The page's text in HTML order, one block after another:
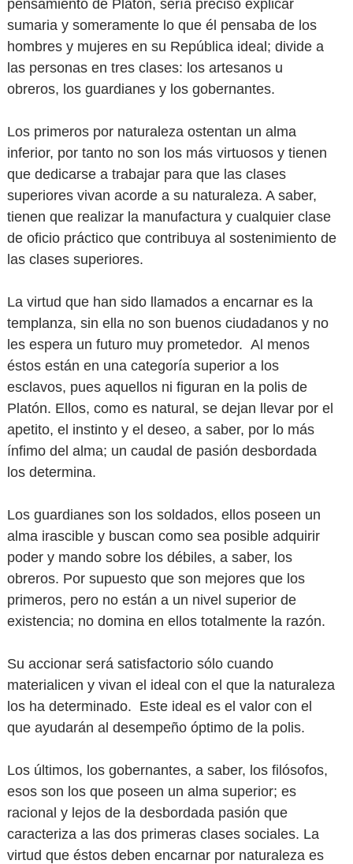
pensamiento de Platón, sería preciso explicar
sumaria y someramente lo que él pensaba de los
hombres y mujeres en su República ideal; divide a
las personas en tres clases: los artesanos u
obreros, los guardianes y los gobernantes.
Los primeros por naturaleza ostentan un alma
inferior, por tanto no son los más virtuosos y tienen
que dedicarse a trabajar para que las clases
superiores vivan acorde a su naturaleza. A saber,
tienen que realizar la manufactura y cualquier clase
de oficio práctico que contribuya al sostenimiento de
las clases superiores.
La virtud que han sido llamados a encarnar es la
templanza, sin ella no son buenos ciudadanos y no
les espera un futuro muy prometedor. Al menos
éstos están en una categoría superior a los
esclavos, pues aquellos ni figuran en la polis de
Platón. Ellos, como es natural, se dejan llevar por el
apetito, el instinto y el deseo, a saber, por lo más
ínfimo del alma; un caudal de pasión desbordada
los determina.
Los guardianes son los soldados, ellos poseen un
alma irascible y buscan como sea posible adquirir
poder y mando sobre los débiles, a saber, los
obreros. Por supuesto que son mejores que los
primeros, pero no están a un nivel superior de
existencia; no domina en ellos totalmente la razón.
Su accionar será satisfactorio sólo cuando
materialicen y vivan el ideal con el que la naturaleza
los ha determinado. Este ideal es el valor con el
que ayudarán al desempeño óptimo de la polis.
Los últimos, los gobernantes, a saber, los filósofos,
esos son los que poseen un alma superior; es
racional y lejos de la desbordada pasión que
caracteriza a las dos primeras clases sociales. La
virtud que éstos deben encarnar por naturaleza es